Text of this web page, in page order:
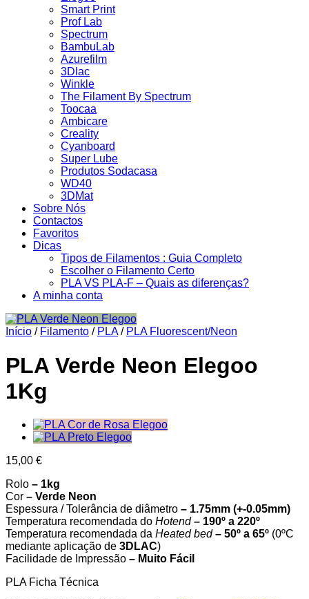
Smart Print
Prof Lab
Spectrum
BambuLab
Azurefilm
3Dlac
Winkle
The Filament By Spectrum
Toocaa
Ambicare
Creality
Cyanboard
Super Lube
Produtos Sodacasa
WD40
3DMat
Sobre Nós
Contactos
Favoritos
Dicas
Tipos de Filamentos : Guia Completo
Escolher o Filamento Certo
PLA VS PLA-F – Quais as diferenças?
A minha conta
Início / Filamento / PLA / PLA Fluorescent/Neon
PLA Verde Neon Elegoo
1Kg
15,00 €
Rolo – 1kg
Cor – Verde Neon
Espessura / Tolerância de diâmetro – 1.75mm (+-0.05mm)
Temperatura recomendada do Hotend– 190º a 220º
Temperatura recomendada da Heated bed – 50º a 65º (0ºC
mediante aplicação de 3DLAC)
Facilidade de Impressão – Muito Fácil
PLA Ficha Técnica